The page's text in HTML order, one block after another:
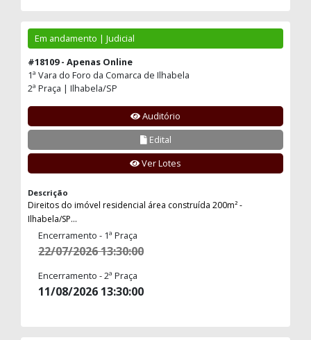
Em andamento | Judicial
#18109 - Apenas Online
1ª Vara do Foro da Comarca de Ilhabela
2ª Praça | Ilhabela/SP
Auditório
Edital
Ver Lotes
Descrição
Direitos do imóvel residencial área construída 200m² -
Ilhabela/SP...
Encerramento - 1ª Praça
22/07/2026 13:30:00
Encerramento - 2ª Praça
11/08/2026 13:30:00